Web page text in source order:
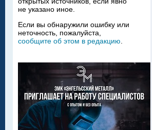
не указано иное.
Если вы обнаружили ошибку или
неточность, пожалуйста,
сообщите об этом в редакцию